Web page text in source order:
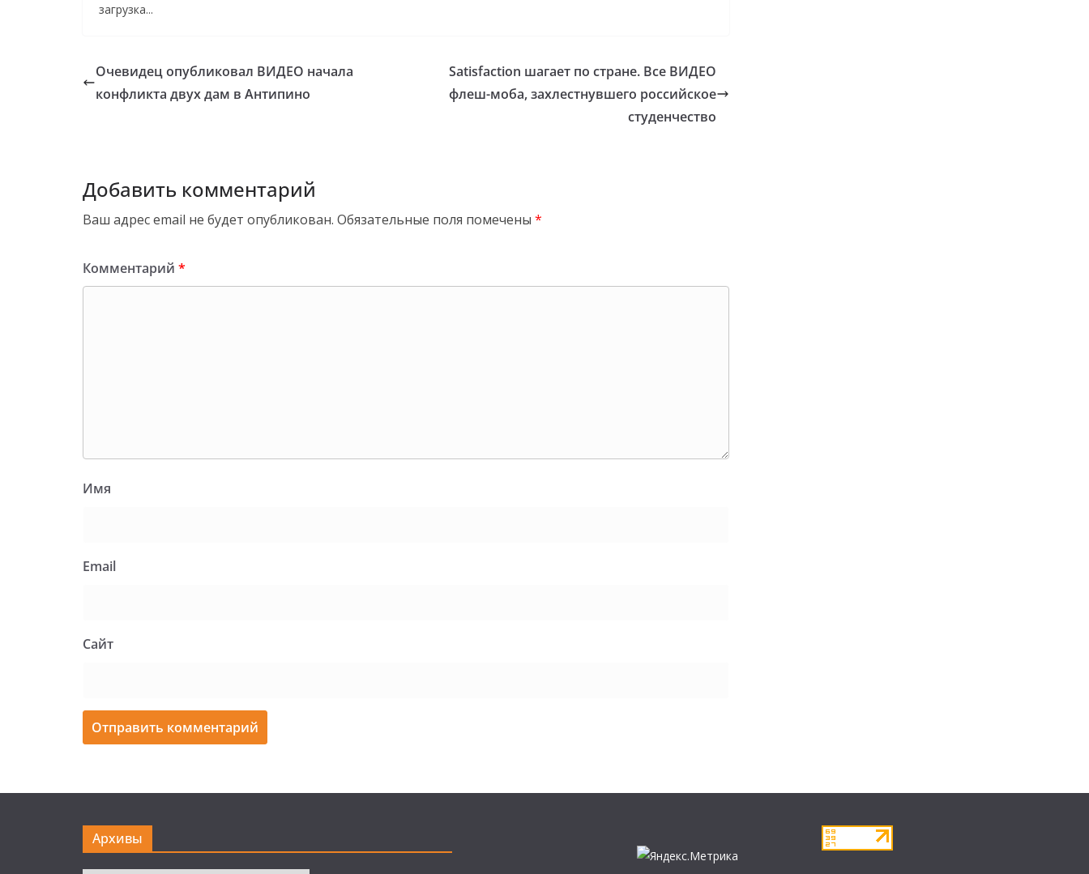
загрузка...
Очевидец опубликовал ВИДЕО начала
конфликта двух дам в Антипино
Satisfaction шагает по стране. Все ВИДЕО
флеш-моба, захлестнувшего российское
студенчество
Добавить комментарий
Ваш адрес email не будет опубликован. Обязательные поля помечены *
Комментарий *
Имя
Email
Сайт
Архивы